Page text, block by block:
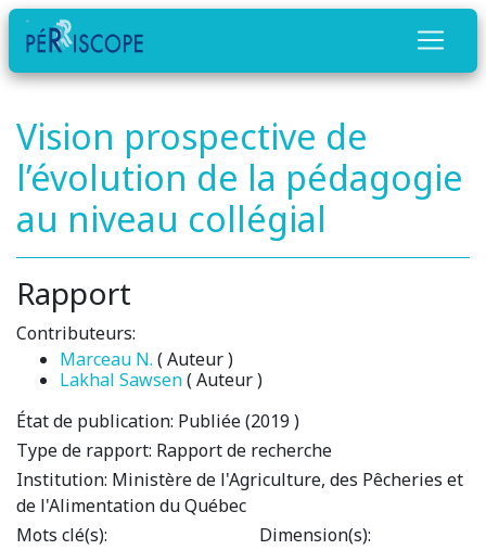
Vision prospective de
l’évolution de la pédagogie
au niveau collégial
Rapport
Contributeurs:
Marceau N. ( Auteur )
Lakhal Sawsen( Auteur )
État de publication: Publiée (2019 )
Type de rapport: Rapport de recherche
Institution: Ministère de l'Agriculture, des Pêcheries et
de l'Alimentation du Québec
Mots clé(s):
Dimension(s):